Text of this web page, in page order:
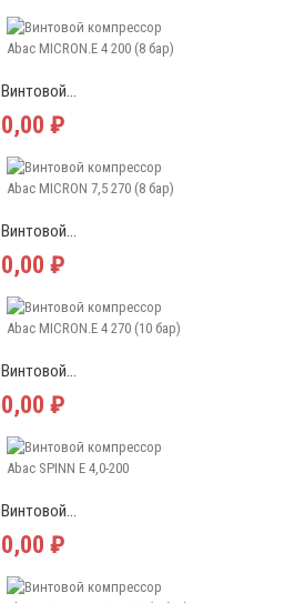
Винтовой...
0,00 ₽
Винтовой...
0,00 ₽
Винтовой...
0,00 ₽
Винтовой...
0,00 ₽